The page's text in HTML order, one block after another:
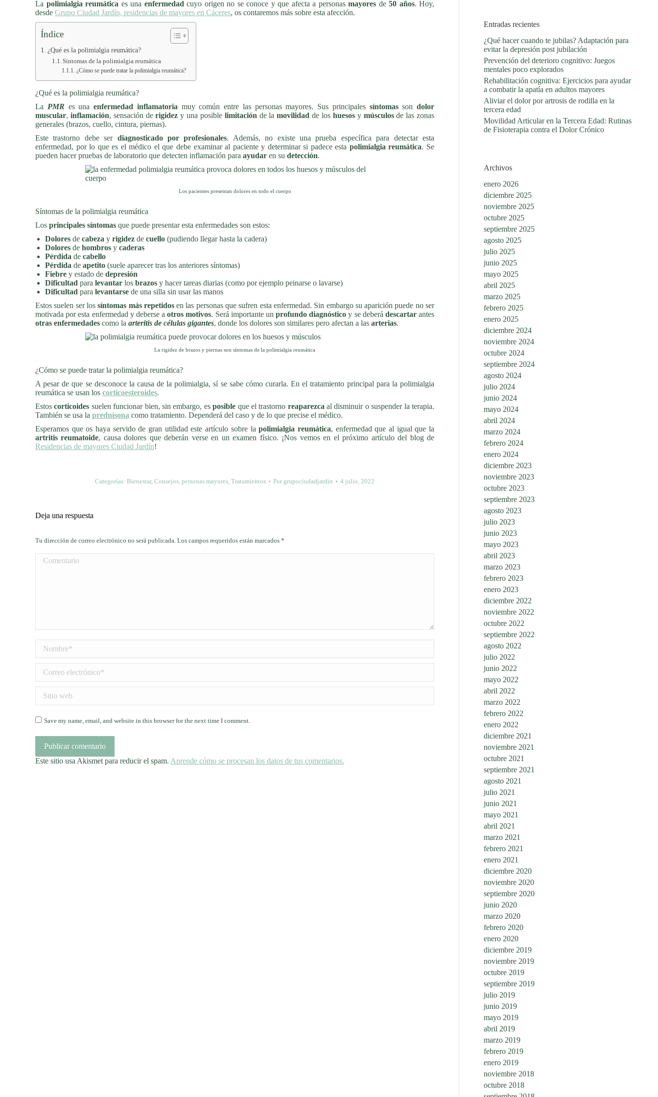
La polimialgia reumática es una enfermedad cuyo origen no se conoce y que afecta a personas mayores de50 años. Hoy,
desde Grupo Ciudad Jardín, residencias de mayores en Cáceres, os contaremos más sobre esta afección.
Índice
¿Qué es la polimialgia reumática?
Síntomas de la polimialgia reumática
¿Cómo se puede tratar la polimialgia reumática?
¿Qué es la polimialgia reumática?
La PMR es una enfermedad inflamatoria muy común entre las personas mayores. Sus principales síntomasson dolor
muscular, inflamación, sensación derigidezy una posible limitación de lamovilidadde los huesos y músculosde las zonas
generales (brazos, cuello, cintura, piernas).
Este trastorno debe ser diagnosticado por profesionales. Además, no existe una prueba específica para detectar esta
enfermedad, por lo que es el médico el que debe examinar al paciente y determinar si padece esta polimialgia reumática. Se
pueden hacer pruebas de laboratorio que detecten inflamación para ayudar en su detección.
Los pacientes presentan dolores en todo el cuerpo
Síntomas de la polimialgia reumática
Los principales síntomas que puede presentar esta enfermedades son estos:
Dolores de cabeza y rigidez de cuello (pudiendo llegar hasta la cadera)
Dolores de hombros y caderas
Pérdida de cabello
Pérdida de apetito (suele aparecer tras los anteriores síntomas)
Fiebre y estado de depresión
Dificultad para levantar los brazos y hacer tareas diarias (como por ejemplo peinarse o lavarse)
Dificultad para levantarse de una silla sin usar las manos
Estos suelen ser lossíntomas más repetidosen las personas que sufren esta enfermedad. Sin embargo su aparición puede no ser
motivada por esta enfermedad y deberse aotros motivos. Será importante unprofundo diagnósticoy se deberá descartarantes
otras enfermedades como la arteritis de células gigantes, donde los dolores son similares pero afectan a las arterias.
La rigidez de brazos y piernas son síntomas de la polimialgia reumática
¿Cómo se puede tratar la polimialgia reumática?
A pesar de que se desconoce la causa de la polimialgia, sí se sabe cómo curarla. En el tratamiento principal para la polimialgia
reumática se usan los corticoesteroides.
Estoscorticoides suelen funcionar bien, sin embargo, esposible que el trastorno reaparezcaal disminuir o suspender la terapia.
También se usa la prednisona como tratamiento. Dependerá del caso y de lo que precise el médico.
Esperamos que os haya servido de gran utilidad este artículo sobre lapolimialgia reumática, enfermedad que al igual que la
artritis reumatoide, causa dolores que deberán verse en un examen físico. ¡Nos vemos en el próximo artículo del blog de
Residencias de mayores Ciudad Jardín!
Categorías: Bienestar, Consejos, personas mayores, Tratamientos Por grupociudadjardin 4 julio, 2022
Deja una respuesta
Tu dirección de correo electrónico no será publicada. Los campos requeridos están marcados *
Comentario
Correo electrónico *
Save my name, email, and website in this browser for the next time I comment.
Publicar comentario
Este sitio usa Akismet para reducir el spam. Aprende cómo se procesan los datos de tus comentarios.
Entradas recientes
¿Qué hacer cuando te jubilas? Adaptación para
evitar la depresión post jubilación
Prevención del deterioro cognitivo: Juegos
mentales poco explorados
Rehabilitación cognitiva: Ejercicios para ayudar
a combatir la apatía en adultos mayores
Aliviar el dolor por artrosis de rodilla en la
tercera edad
Movilidad Articular en la Tercera Edad: Rutinas
de Fisioterapia contra el Dolor Crónico
Archivos
enero 2026
diciembre 2025
noviembre 2025
octubre 2025
septiembre 2025
agosto 2025
julio 2025
junio 2025
mayo 2025
abril 2025
marzo 2025
febrero 2025
enero 2025
diciembre 2024
noviembre 2024
octubre 2024
septiembre 2024
agosto 2024
julio 2024
junio 2024
mayo 2024
abril 2024
marzo 2024
febrero 2024
enero 2024
diciembre 2023
noviembre 2023
octubre 2023
septiembre 2023
agosto 2023
julio 2023
junio 2023
mayo 2023
abril 2023
marzo 2023
febrero 2023
enero 2023
diciembre 2022
noviembre 2022
octubre 2022
septiembre 2022
agosto 2022
julio 2022
junio 2022
mayo 2022
abril 2022
marzo 2022
febrero 2022
enero 2022
diciembre 2021
noviembre 2021
octubre 2021
septiembre 2021
agosto 2021
julio 2021
junio 2021
mayo 2021
abril 2021
marzo 2021
febrero 2021
enero 2021
diciembre 2020
noviembre 2020
septiembre 2020
junio 2020
marzo 2020
febrero 2020
enero 2020
diciembre 2019
noviembre 2019
octubre 2019
septiembre 2019
julio 2019
junio 2019
mayo 2019
abril 2019
marzo 2019
febrero 2019
enero 2019
noviembre 2018
octubre 2018